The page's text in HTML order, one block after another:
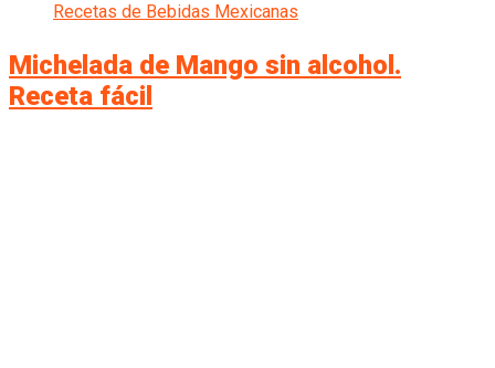
Recetas de Bebidas Mexicanas
Michelada de Mango sin alcohol.
Receta fácil